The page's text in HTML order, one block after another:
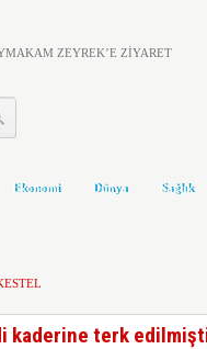
ZEYREK’E ZİYARET
sona yenilendi
Eşiğinde
Ekonomi Dünya Sağlık
kaderine terk